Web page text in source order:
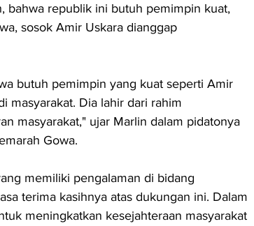
bahwa republik ini butuh pemimpin kuat,
sosok Amir Uskara dianggap
butuh pemimpin yang kuat seperti Amir
masyarakat. Dia lahir dari rahim
masyarakat," ujar Marlin dalam pidatonya
Gowa.
memiliki pengalaman di bidang
terima kasihnya atas dukungan ini. Dalam
meningkatkan kesejahteraan masyarakat